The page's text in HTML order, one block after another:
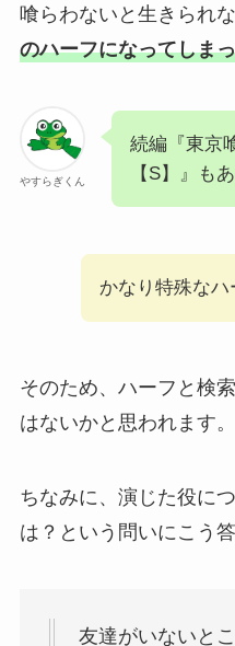
喰らわないと生きられ
のハーフになってしま
やすらぎくん
続編『東京
【S】』も
かなり特殊なハ
そのため、ハーフと検
はないかと思われます。
ちなみに、演じた役に
は？という問いにこう
友達がいないと